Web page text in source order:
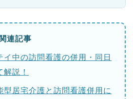
連記事
イ中の訪問看護の併用・同日
説！
型居宅介護と訪問看護併用に